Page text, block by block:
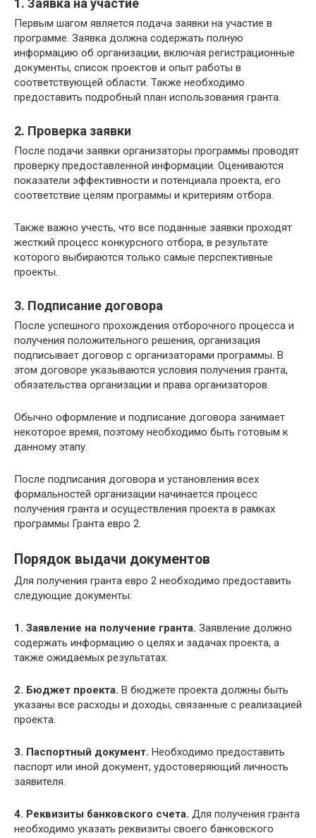
1. Заявка на участие
Первым шагом является подача заявки на участие в
программе. Заявка должна содержать полную
информацию об организации, включая регистрационные
документы, список проектов и опыт работы в
соответствующей области. Также необходимо
предоставить подробный план использования гранта.
2. Проверка заявки
После подачи заявки организаторы программы проводят
проверку предоставленной информации. Оцениваются
показатели эффективности и потенциала проекта, его
соответствие целям программы и критериям отбора.
Также важно учесть, что все поданные заявки проходят
жесткий процесс конкурсного отбора, в результате
которого выбираются только самые перспективные
проекты.
3. Подписание договора
После успешного прохождения отборочного процесса и
получения положительного решения, организация
подписывает договор с организаторами программы. В
этом договоре указываются условия получения гранта,
обязательства организации и права организаторов.
Обычно оформление и подписание договора занимает
некоторое время, поэтому необходимо быть готовым к
данному этапу.
После подписания договора и установления всех
формальностей организации начинается процесс
получения гранта и осуществления проекта в рамках
программы Гранта евро 2.
Порядок выдачи документов
Для получения гранта евро 2 необходимо предоставить
следующие документы:
1. Заявление на получение гранта. Заявление должно
содержать информацию о целях и задачах проекта, а
также ожидаемых результатах.
2. Бюджет проекта. В бюджете проекта должны быть
указаны все расходы и доходы, связанные с реализацией
проекта.
3. Паспортный документ. Необходимо предоставить
паспорт или иной документ, удостоверяющий личность
заявителя.
4. Реквизиты банковского счета. Для получения гранта
необходимо указать реквизиты своего банковского